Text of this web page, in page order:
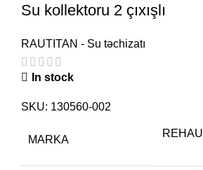
Su kollektoru 2 çıxışlı
RAUTITAN - Su təchizatı
In stock
SKU: 130560-002
MARKA
REHAU